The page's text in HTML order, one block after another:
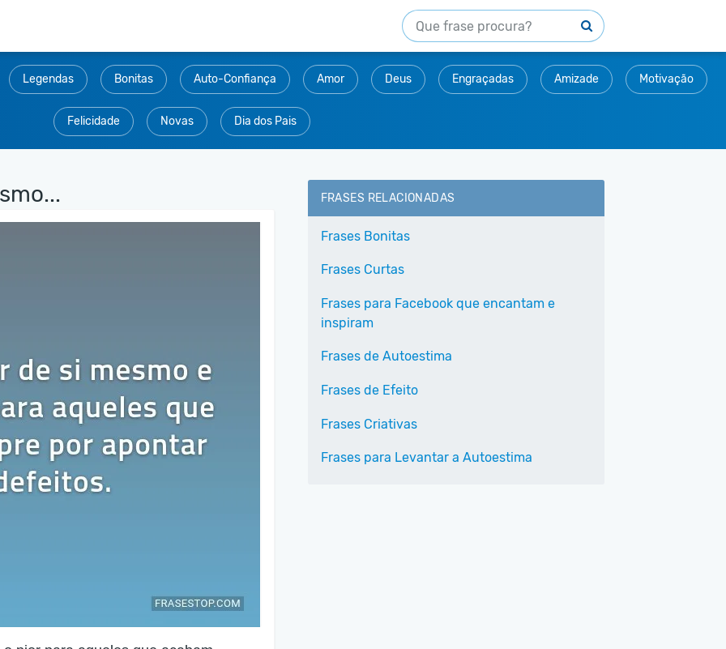
Legendas Bonitas Auto-Confiança Amor Deus Engraçadas Amizade Motivação
Felicidade Novas Dia dos Pais
FRASES RELACIONADAS
Frases Bonitas
Frases Curtas
Frases para Facebook que encantam e
inspiram
Frases de Autoestima
Frases de Efeito
Frases Criativas
Frases para Levantar a Autoestima